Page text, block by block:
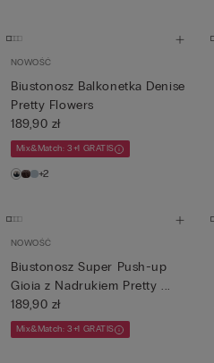
NOWOŚĆ
Biustonosz Balkonetka Denise
Pretty Flowers
189,90 zł
Mix&Match: 3+1 GRATIS
+2
NOWOŚĆ
Biustonosz Super Push-up
Gioia z Nadrukiem Pretty ...
189,90 zł
Mix&Match: 3+1 GRATIS